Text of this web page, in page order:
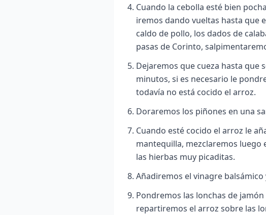
Cuando la cebolla esté bien
iremos dando vueltas hasta que
caldo de pollo, los dados de
pasas de Corinto,
Dejaremos que cueza hasta que
minutos, si es necesario le
todavía no está cocido el arroz.
Doraremos los piñones en una
Cuando esté cocido el arroz le
mantequilla, mezclaremos luego
las hierbas muy picaditas.
Añadiremos el vinagre
Pondremos las lonchas de
repartiremos el arroz sobre las